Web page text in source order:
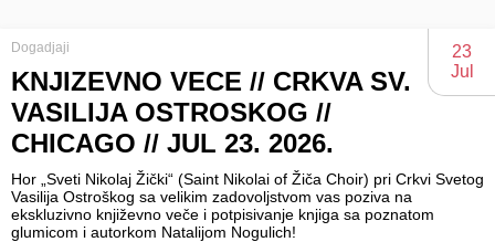
Dogadjaji
KNJIZEVNO VECE // CRKVA SV.
VASILIJA OSTROSKOG //
CHICAGO // JUL 23. 2026.
Hor „Sveti Nikolaj Žički“ (Saint Nikolai of Žiča Choir) pri Crkvi Svetog
Vasilija Ostroškog sa velikim zadovoljstvom vas poziva na
ekskluzivno književno veče i potpisivanje knjiga sa poznatom
glumicom i autorkom Natalijom Nogulich!
23
Jul